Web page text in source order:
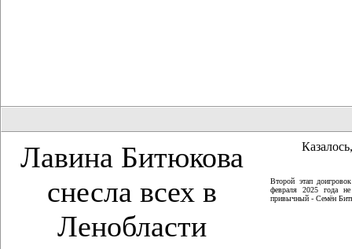
Лавина Битюкова
снесла всех в
Ленобласти
Второй этап
февраля 2025 года
привычный - Семён